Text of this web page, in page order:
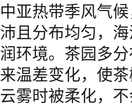
中亚热带季风气
沛且分布均匀，
润环境。茶园多
来温差变化，使
云雾时被柔化，